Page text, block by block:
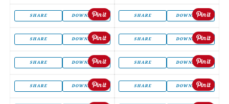
SHARE DOWNLOAD SHARE DOWNLOAD
SHARE DOWNLOAD SHARE DOWNLOAD
SHARE DOWNLOAD SHARE DOWNLOAD
SHARE DOWNLOAD SHARE DOWNLOAD